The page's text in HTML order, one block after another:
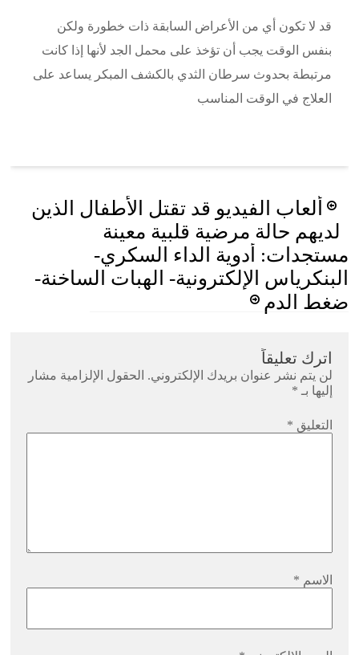
قد لا تكون أي من الأعراض السابقة ذات خطورة ولكن
بنفس الوقت يجب أن تؤخذ على محمل الجد لأنها إذا كانت
مرتبطة بحدوث سرطان الثدي بالكشف المبكر يساعد على
العلاج في الوقت المناسب
Post
navigation
ألعاب الفيديو قد تقتل الأطفال الذين
لديهم حالة مرضية قلبية معينة
مستجدات: أدوية الداء السكري-
البنكرياس الإلكترونية- الهبات الساخنة-
ضغط الدم
اترك تعليقاً
لن يتم نشر عنوان بريدك الإلكتروني. الحقول الإلزامية مشار
إليها بـ *
التعليق *
الاسم *